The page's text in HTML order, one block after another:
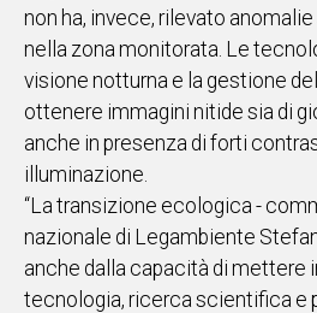
non ha, invece, rilevato
nella zona monitorata. Le
visione notturna e la gestione
ottenere immagini nitide sia di
anche in presenza di forti
illuminazione.
“La transizione ecologica -
nazionale di Legambiente
anche dalla capacità di mettere
tecnologia, ricerca scientifica e